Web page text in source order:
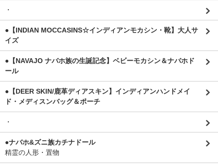
・
●【INDIAN MOCCASINS☆インディアンモカシン・靴】大人サ
イズ
●【NAVAJO ナバホ族の生誕記念】ベビーモカシン＆ナバホド
ール
●【DEER SKIN/鹿革ディアスキン】インディアンハンドメイ
ド・メディスンバッグ＆ポーチ
・
●ナバホ&ズニ族カチナドール
精霊の人形・置物